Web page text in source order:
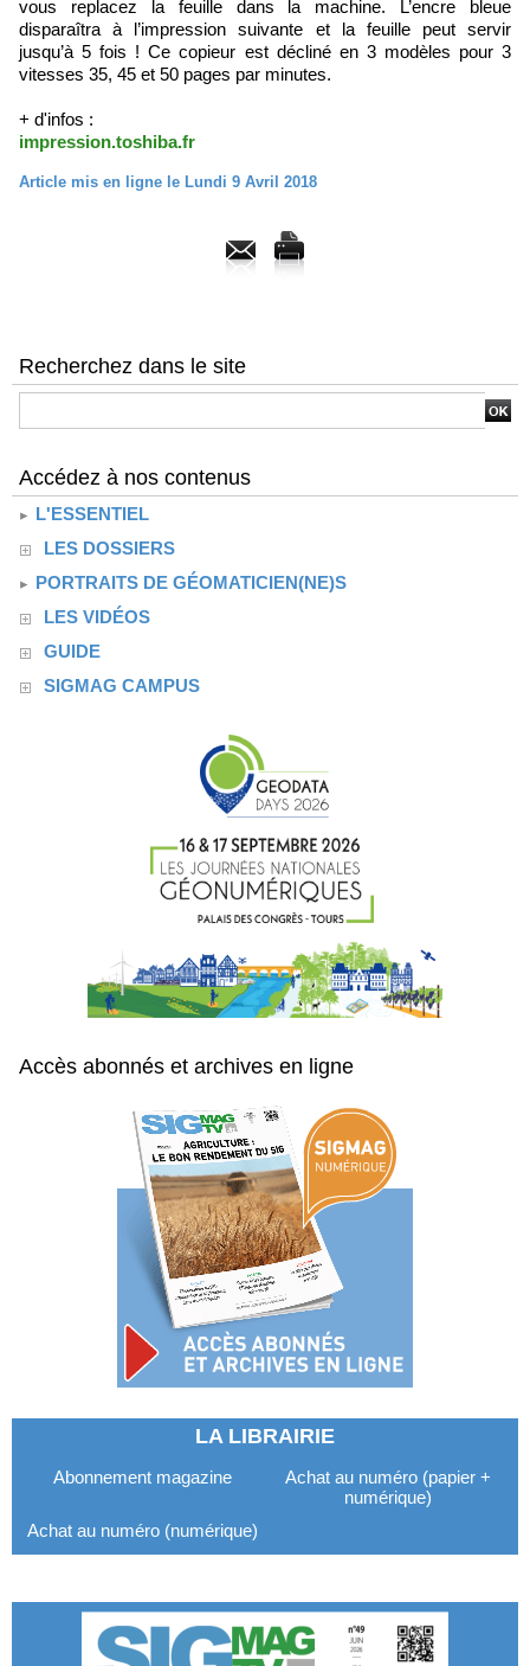
vous replacez la feuille dans la machine. L’encre bleue
disparaîtra à l’impression suivante et la feuille peut servir
jusqu’à 5 fois ! Ce copieur est décliné en 3 modèles pour 3
vitesses 35, 45 et 50 pages par minutes.
+ d'infos :
impression.toshiba.fr
Article mis en ligne le Lundi 9 Avril 2018
Recherchez dans le site
Accédez à nos contenus
L'ESSENTIEL
LES DOSSIERS
PORTRAITS DE GÉOMATICIEN(NE)S
LES VIDÉOS
GUIDE
SIGMAG CAMPUS
Accès abonnés et archives en ligne
LA LIBRAIRIE
Abonnement magazine
Achat au numéro (papier +
numérique)
Achat au numéro (numérique)